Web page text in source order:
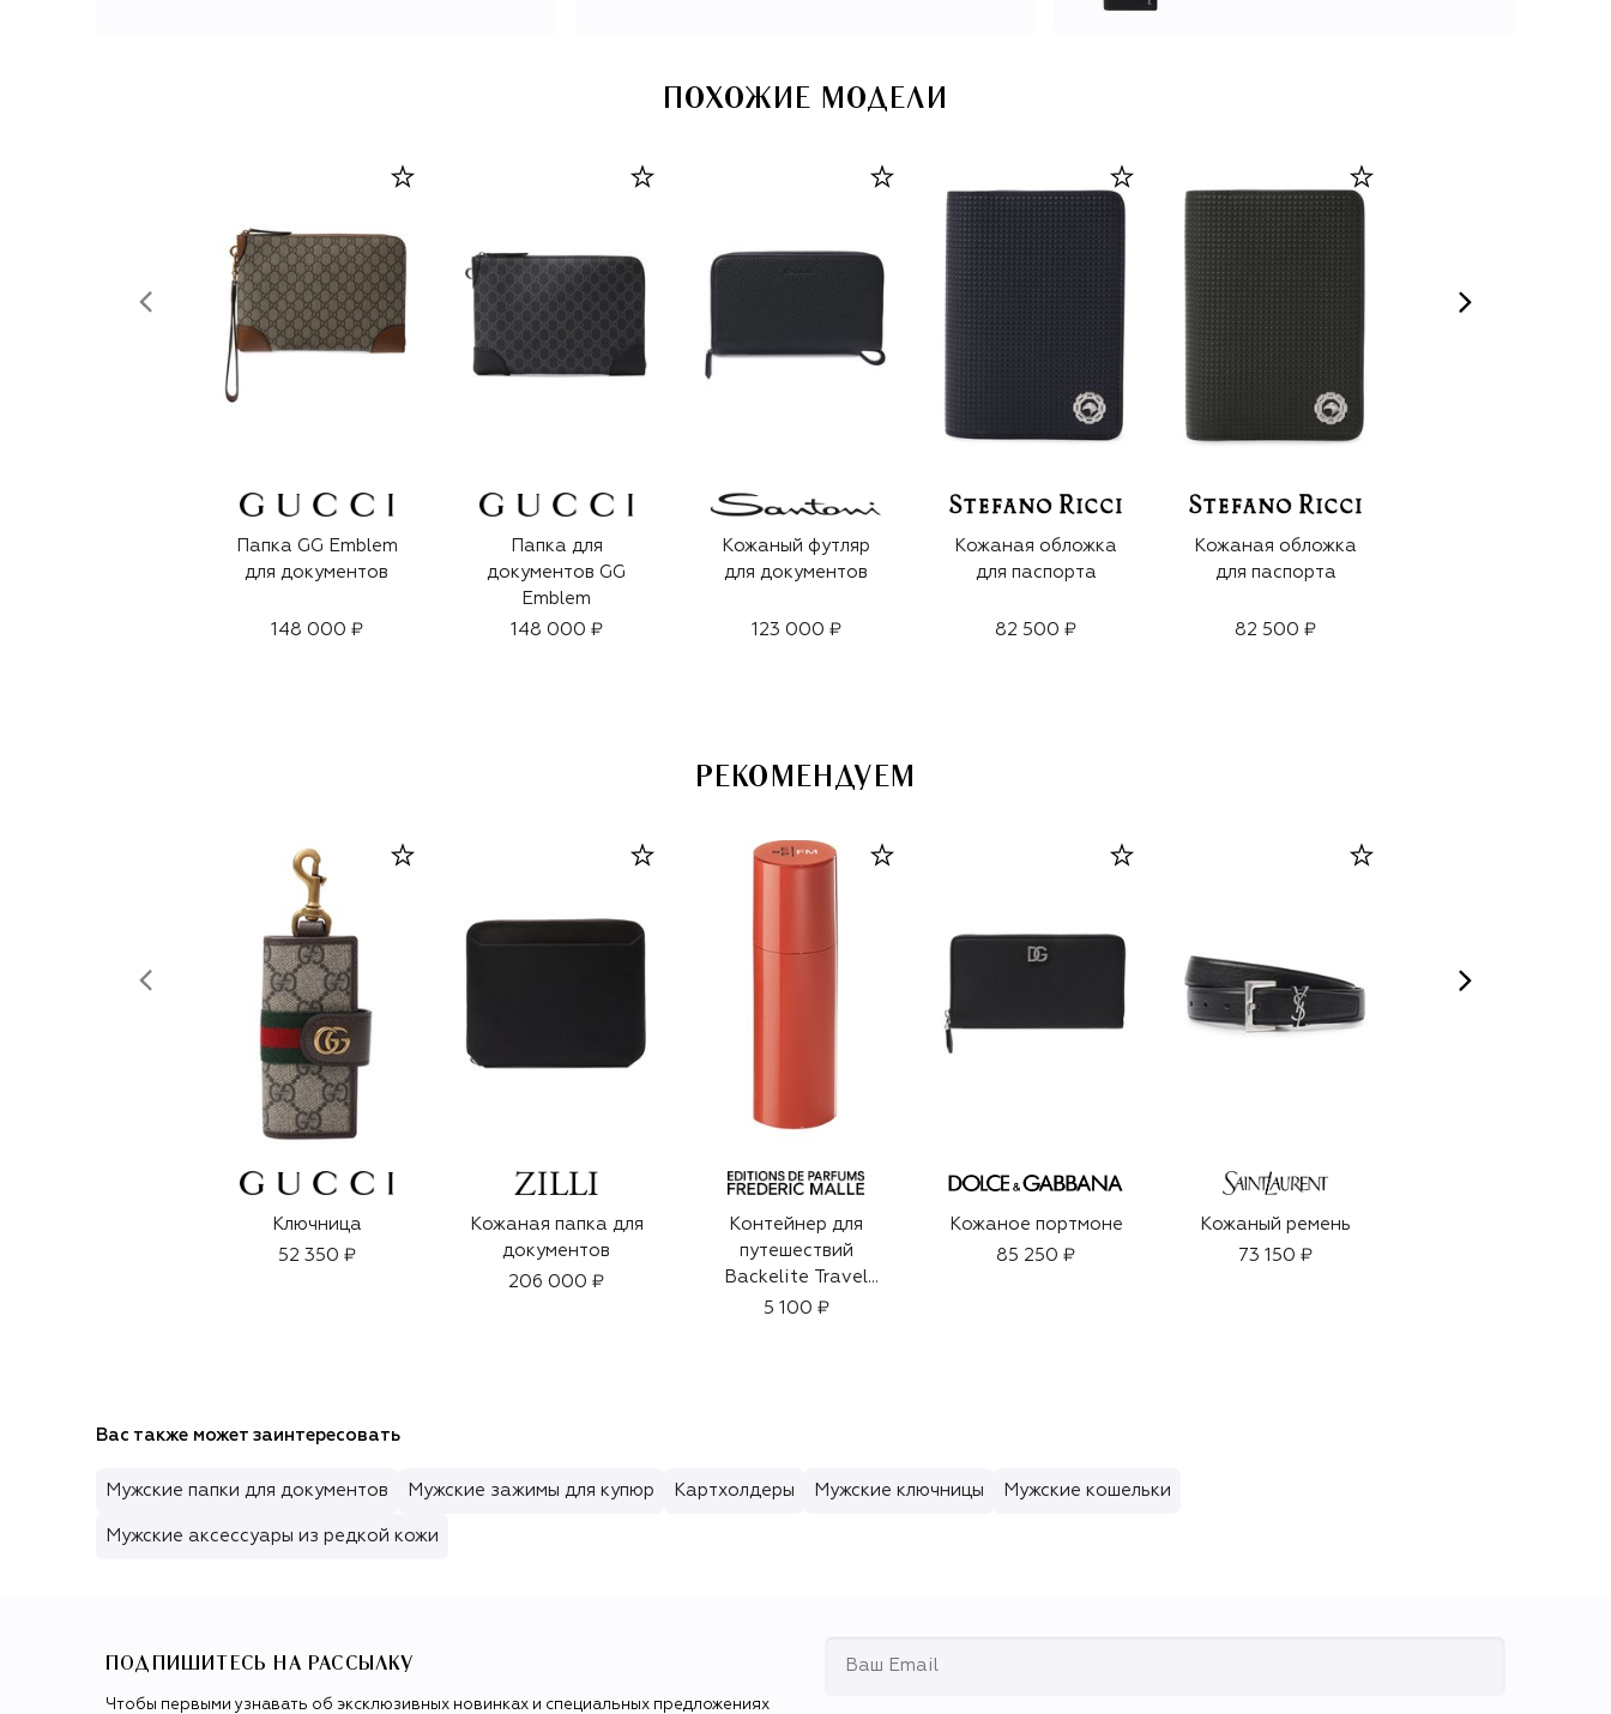
ПОХОЖИЕ МОДЕЛИ
Папка GG Emblem
для документов
148 000 ₽
Папка для
документов GG
Emblem
148 000 ₽
Кожаный футляр
для документов
123 000 ₽
Кожаная обложка
для паспорта
82 500 ₽
Кожаная обложка
для паспорта
82 500 ₽
РЕКОМЕНДУЕМ
Ключница
52 350 ₽
Кожаная папка для
документов
206 000 ₽
Контейнер для
путешествий
Backelite Travel
Spray
5 100 ₽
Кожаное портмоне
85 250 ₽
Кожаный ремень
73 150 ₽
Вас также может заинтересовать
Мужские папки для документов Мужские зажимы для купюр Картхолдеры Мужские ключницы Мужские кошельки
Мужские аксессуары из редкой кожи
ПОДПИШИТЕСЬ НА РАССЫЛКУ
Чтобы первыми узнавать об эксклюзивных новинках и специальных предложениях